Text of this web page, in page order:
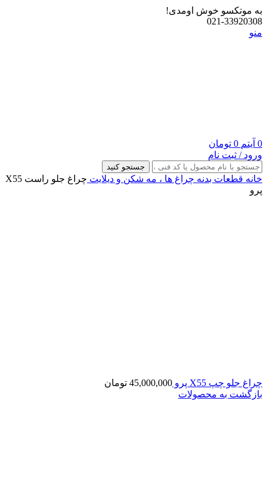
به موتکسو خوش اومدی!
021-33920308
منو
0 آیتم 0 تومان
ورود / ثبت نام
جستجو کنید
خانه قطعات بدنه چراغ‌ ها ، مه‌ شکن و دیلایت
چراغ جلو راست X55
پرو
چراغ جلو چپ X55 پرو 45,000,000 تومان
بازگشت به محصولات